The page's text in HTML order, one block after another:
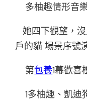
多柚趣情形音
她四下觀望，
戶的貓 場景序號
第包養1幕歡喜
1多柚趣、凱迪